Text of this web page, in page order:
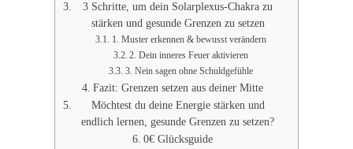
3 Schritte, um dein Solarplexus-Chakra zu
stärken und gesunde Grenzen zu setzen
1. Muster erkennen & bewusst verändern
2. Dein inneres Feuer aktivieren
3. Nein sagen ohne Schuldgefühle
Fazit: Grenzen setzen aus deiner Mitte
Möchtest du deine Energie stärken und
endlich lernen, gesunde Grenzen zu setzen?
0€ Glücksguide